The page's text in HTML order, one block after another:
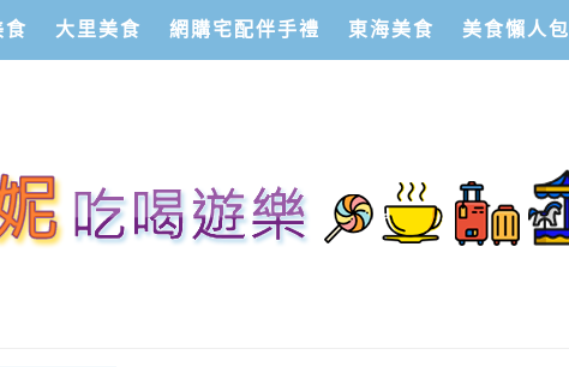
食 大里美食 網購宅配伴手禮 東海美食 美食懶人包